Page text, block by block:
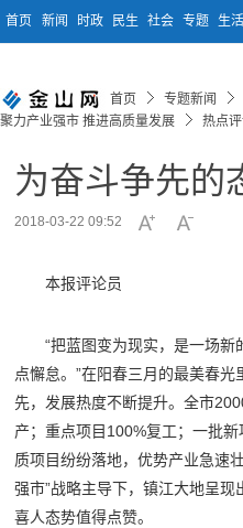
首页 新闻 时政 民生 社会 专题 生活
首页 专题新闻
聚力产业强市 推进高质量发展
热点
为奋斗争先的
2018-03-22 09:52
本报评论员
“把蓝图变为现实，是一场新
点懈怠。”在阳春三月的最美春
先，发展热度不断提升。全市
产；重点项目100%复工；一批
质项目纷纷落地，优势产业急速
强市”战略主导下，镇江大地呈
喜人态势值得点赞。